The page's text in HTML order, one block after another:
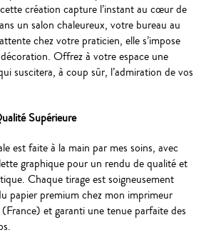
création capture l’instant au cœur de
un salon chaleureux, votre bureau au
chez votre praticien, elle s’impose
Offrez à votre espace une
suscitera, à coup sûr, l’admiration de vos
Supérieure
est faite à la main par mes soins, avec
graphique pour un rendu de qualité et
Chaque tirage est soigneusement
papier premium chez mon imprimeur
(France) et garanti une tenue parfaite des